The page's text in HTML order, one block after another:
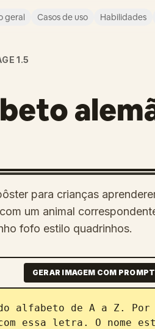
geral Casos de uso Habilidades
1.5
para crianças
um animal
fofo estilo quadrinhos.
GERAR IMAGEM COM PROMPT
alfabeto de A a Z.
com essa letra. O nome